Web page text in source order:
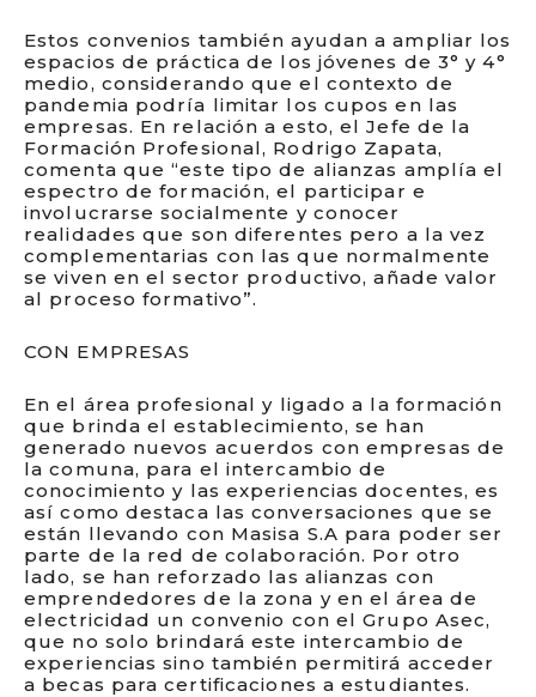
Estos convenios también ayudan a ampliar los
espacios de práctica de los jóvenes de 3° y 4°
medio, considerando que el contexto de
pandemia podría limitar los cupos en las
empresas. En relación a esto, el Jefe de la
Formación Profesional, Rodrigo Zapata,
comenta que “este tipo de alianzas amplía el
espectro de formación, el participar e
involucrarse socialmente y conocer
realidades que son diferentes pero a la vez
complementarias con las que normalmente
se viven en el sector productivo, añade valor
al proceso formativo”.
CON EMPRESAS
En el área profesional y ligado a la formación
que brinda el establecimiento, se han
generado nuevos acuerdos con empresas de
la comuna, para el intercambio de
conocimiento y las experiencias docentes, es
así como destaca las conversaciones que se
están llevando con Masisa S.A para poder ser
parte de la red de colaboración. Por otro
lado, se han reforzado las alianzas con
emprendedores de la zona y en el área de
electricidad un convenio con el Grupo Asec,
que no solo brindará este intercambio de
experiencias sino también permitirá acceder
a becas para certificaciones a estudiantes.